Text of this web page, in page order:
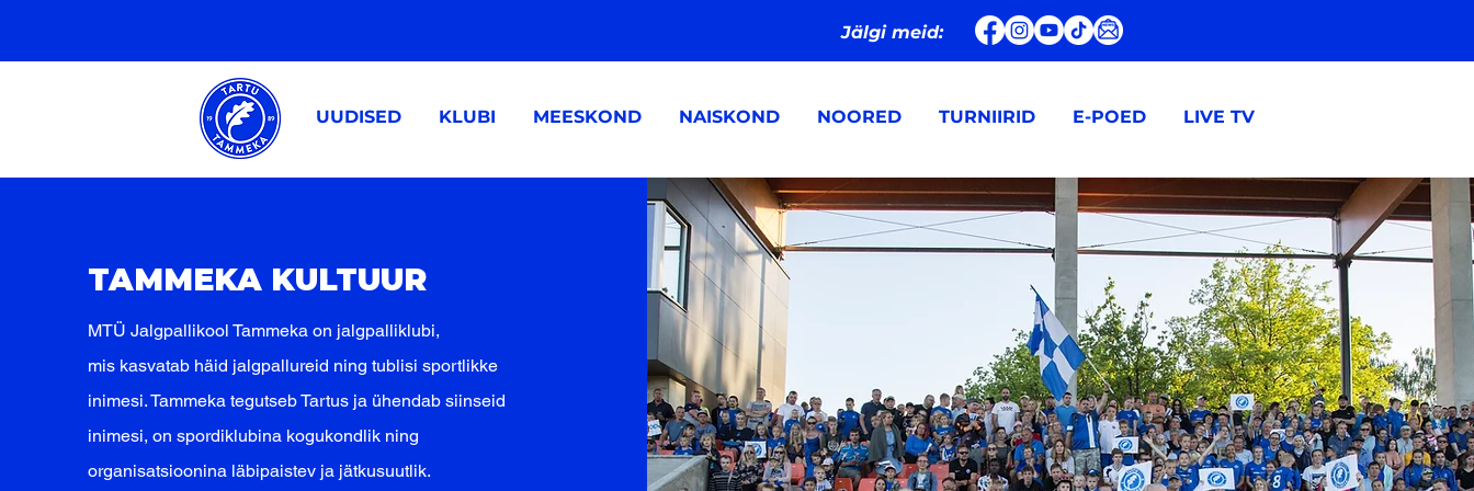
Jälgi meid:
UUDISED KLUBI MEESKOND NAISKOND NOORED TURNIIRID E-POED LIVE TV
TAMMEKA KULTUUR​
MTÜ Jalgpallikool Tammeka on jalgpalliklubi,
mis kasvatab häid jalgpallureid ning tublisi sportlikke
inimesi. Tammeka tegutseb Tartus ja ühendab siinseid
inimesi, on spordiklubina kogukondlik ning
organisatsioonina läbipaistev ja jätkusuutlik.